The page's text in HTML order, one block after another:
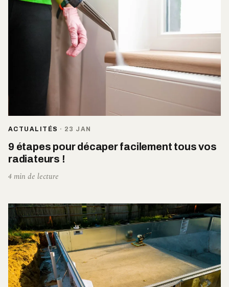
ACTUALITÉS · 23 JAN
9 étapes pour décaper facilement tous vos
radiateurs !
4 min de lecture